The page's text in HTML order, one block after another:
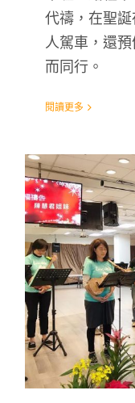
代禱，在聖
人駕車，還
而同行。
閱讀更多